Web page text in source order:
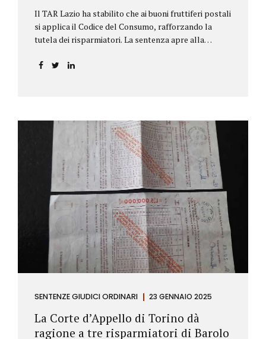
Il TAR Lazio ha stabilito che ai buoni fruttiferi postali
si applica il Codice del Consumo, rafforzando la
tutela dei risparmiatori. La sentenza apre alla
capitale o interessi per mancanza di informazioni
SENTENZE GIUDICI ORDINARI 23 GENNAIO 2025
La Corte d’Appello di Torino dà
ragione a tre risparmiatori di Barolo